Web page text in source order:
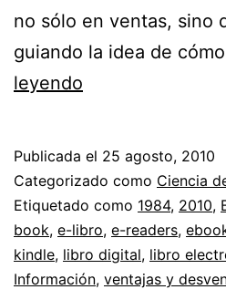
no sólo en ventas, sino
guiando la idea de
leyendo
y
demás
//
¿Estamos
Publicada el 25 agosto, 2010
Categorizado como Ciencia
Etiquetado como 1984, 2010,
book, e-libro, e-readers,
kindle, libro digital, libro
Información, ventajas y